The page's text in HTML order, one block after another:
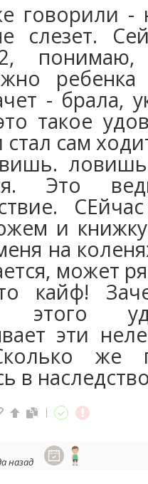
говорили -
слезет.
- брала,
такое
сам
Это
и
на
может
кайф!
этого
эти
же
в
назад